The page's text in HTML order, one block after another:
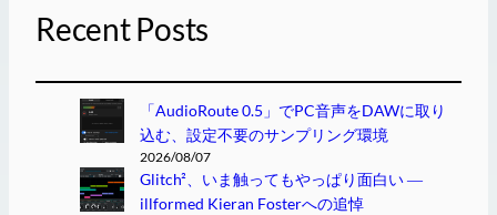
Recent Posts
「AudioRoute 0.5」でPC音声をDAWに取り
込む、設定不要のサンプリング環境
2026/08/07
Glitch²、いま触ってもやっぱり面白い ―
illformed Kieran Fosterへの追悼